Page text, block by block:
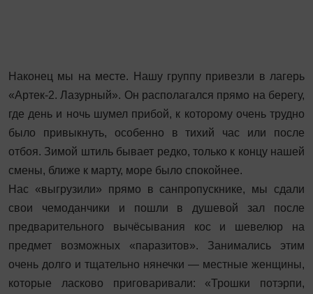
Наконец мы на месте. Нашу группу привезли в лагерь
«Артек-2. Лазурный». Он располагался прямо на берегу,
где день и ночь шумел прибой, к которому очень трудно
было привыкнуть, особенно в тихий час или после
отбоя. Зимой штиль бывает редко, только к концу нашей
смены, ближе к марту, море было спокойнее.
Нас «выгрузили» прямо в санпропускнике, мы сдали
свои чемоданчики и пошли в душевой зал после
предварительного вычёсывания кос и шевелюр на
предмет возможных «паразитов». Занимались этим
очень долго и тщательно нянечки — местные женщины,
которые ласково приговаривали: «Трошки потэрпи,